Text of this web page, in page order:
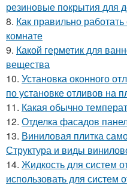
резиновые покрытия для
8. Как правильно
комнате
9. Какой герметик для
вещества
10. Установка оконного
по установке отливов на
11. Какая обычно
12. Отделка фасадов
13. Виниловая плитка
Структура и виды
14. Жидкость для систем
использовать для систем